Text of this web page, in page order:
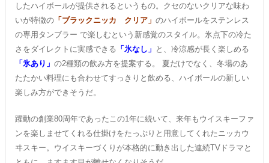
したハイボールが提供されるというもの。クセのないクリアな味わ
いが特徴の「ブラックニッカ クリア」 のハイボールをステンレス
の専用タンブラー で楽しむという新感覚のスタイル。氷点下の冷た
さをダイレクトに実感できる 「氷なし」 と、冷涼感が長く楽しめる
「氷あり」 の2種類の飲み方を提案する。 夏だけでなく、冬場のあ
たたかい料理にも合わせてすっきりと飲める、ハイボールの新しい
楽しみ方ができそうだ。
躍動の創業80周年であったこの1年に続いて、来年もウイスキーファ
ンを楽しませてくれる仕掛けをたっぷりと用意してくれたニッカウ
ヰスキー。ウイスキーづくりが本格的に動き出した連続TVドラマと